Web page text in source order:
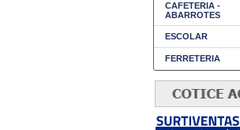
CAFETERIA -
ABARROTES
ESCOLAR
FERRETERIA